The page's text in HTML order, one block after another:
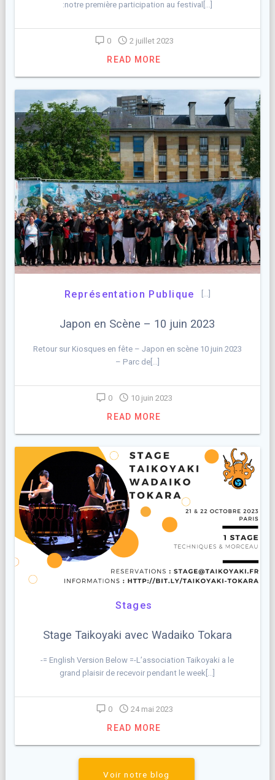
:notre première participation au festival[…]
0 2 juillet 2023
READ MORE
Représentation Publique […]
Japon en Scène – 10 juin 2023
Retour sur Kiosques en fête – Japon en scène 10 juin 2023
– Parc de[…]
0 10 juin 2023
READ MORE
Stages
Stage Taikoyaki avec Wadaiko Tokara
-= English Version Below =-L’association Taikoyaki a le
grand plaisir de recevoir pendant le week[…]
0 24 mai 2023
READ MORE
Voir notre blog